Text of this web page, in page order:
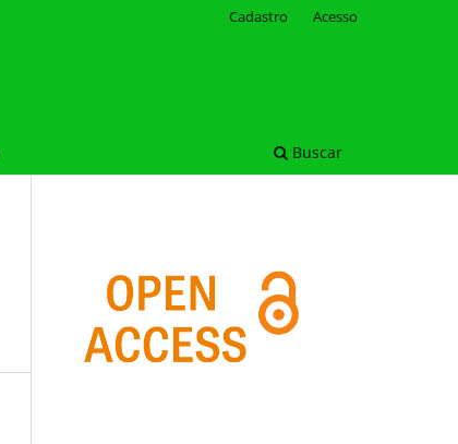
Buscar
Cadastro Acesso